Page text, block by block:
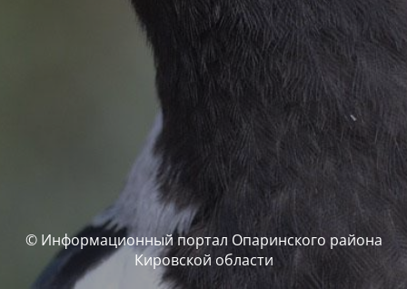
© Информационный портал Опаринского района
Кировской области